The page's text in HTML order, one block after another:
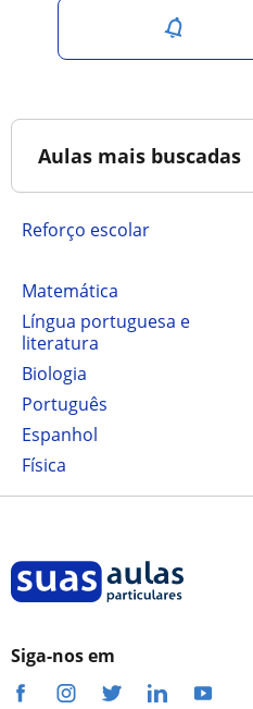
Aulas mais buscadas
Reforço escolar
Matemática
Língua portuguesa e
literatura
Biologia
Português
Espanhol
Física
Siga-nos em